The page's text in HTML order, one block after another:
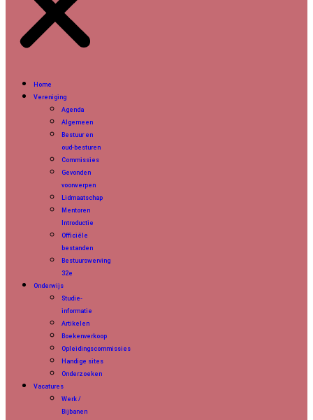
Home
Vereniging
Agenda
Algemeen
Bestuur en
oud-besturen
Commissies
Gevonden
voorwerpen
Lidmaatschap
Mentoren
Introductie
Officiële
bestanden
Bestuurswerving
32e
Onderwijs
Studie-
informatie
Artikelen
Boekenverkoop
Opleidingscommissies
Handige sites
Onderzoeken
Vacatures
Werk /
Bijbanen